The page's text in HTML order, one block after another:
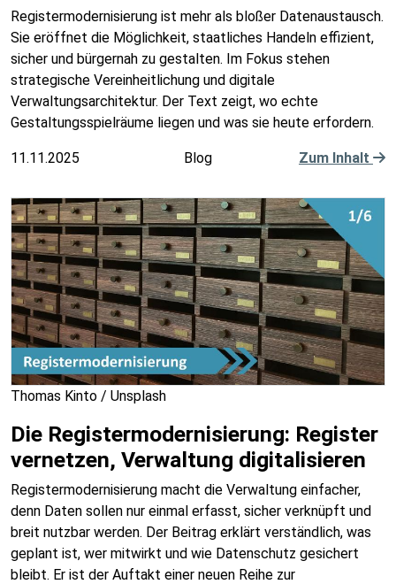
Registermodernisierung ist mehr als bloßer Datenaustausch.
Sie eröffnet die Möglichkeit, staatliches Handeln effizient,
sicher und bürgernah zu gestalten. Im Fokus stehen
strategische Vereinheitlichung und digitale
Verwaltungsarchitektur. Der Text zeigt, wo echte
Gestaltungsspielräume liegen und was sie heute erfordern.
11.11.2025 Blog Zum Inhalt
Thomas Kinto / Unsplash
Die Registermodernisierung: Register
vernetzen, Verwaltung digitalisieren
Registermodernisierung macht die Verwaltung einfacher,
denn Daten sollen nur einmal erfasst, sicher verknüpft und
breit nutzbar werden. Der Beitrag erklärt verständlich, was
geplant ist, wer mitwirkt und wie Datenschutz gesichert
bleibt. Er ist der Auftakt einer neuen Reihe zur